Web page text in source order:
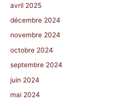
avril 2025
décembre 2024
novembre 2024
octobre 2024
septembre 2024
juin 2024
mai 2024